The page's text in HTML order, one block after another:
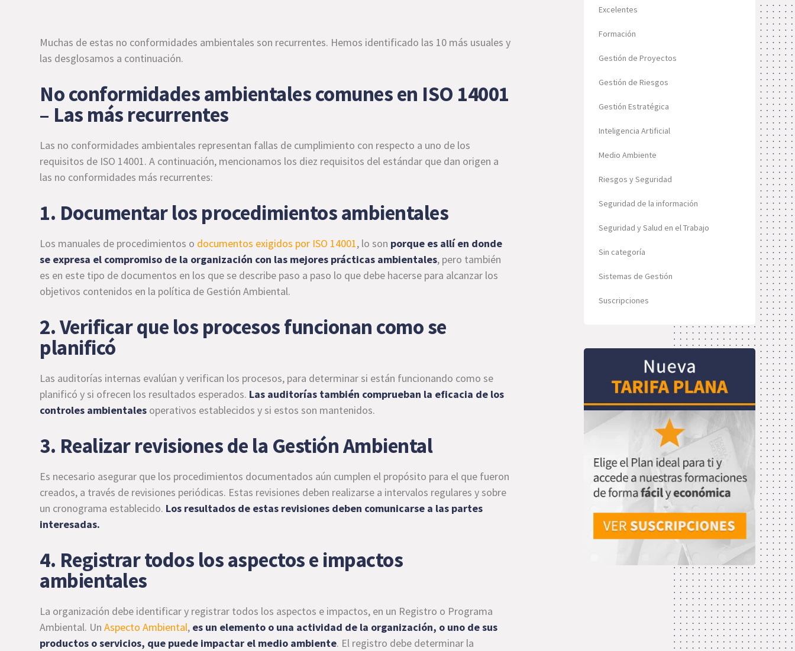
Muchas de estas no conformidades ambientales son recurrentes. Hemos identificado las 10 más usuales y
las desglosamos a continuación.
No conformidades ambientales comunes en ISO 14001
– Las más recurrentes
Las no conformidades ambientales representan fallas de cumplimiento con respecto a uno de los
requisitos de ISO 14001. A continuación, mencionamos los diez requisitos del estándar que dan origen a
las no conformidades más recurrentes:
1. Documentar los procedimientos ambientales
Los manuales de procedimientos o documentos exigidos por ISO 14001, lo son porque es allí en donde
se expresa el compromiso de la organización con las mejores prácticas ambientales, pero también
es en este tipo de documentos en los que se describe paso a paso lo que debe hacerse para alcanzar los
objetivos contenidos en la política de Gestión Ambiental.
2. Verificar que los procesos funcionan como se
planificó
Las auditorías internas evalúan y verifican los procesos, para determinar si están funcionando como se
planificó y si ofrecen los resultados esperados. Las auditorías también comprueban la eficacia de los
controles ambientales operativos establecidos y si estos son mantenidos.
3. Realizar revisiones de la Gestión Ambiental
Es necesario asegurar que los procedimientos documentados aún cumplen el propósito para el que fueron
creados, a través de revisiones periódicas. Estas revisiones deben realizarse a intervalos regulares y sobre
un cronograma establecido. Los resultados de estas revisiones deben comunicarse a las partes
interesadas.
4. Registrar todos los aspectos e impactos
ambientales
La organización debe identificar y registrar todos los aspectos e impactos, en un Registro o Programa
Ambiental. UnAspecto Ambiental, es un elemento o una actividad de la organización, o uno de sus
productos o servicios, que puede impactar el medio ambiente. El registro debe determinar la
Excelentes
Formación
Gestión de Proyectos
Gestión de Riesgos
Gestión Estratégica
Inteligencia Artificial
Medio Ambiente
Riesgos y Seguridad
Seguridad de la información
Seguridad y Salud en el Trabajo
Sin categoría
Sistemas de Gestión
Suscripciones